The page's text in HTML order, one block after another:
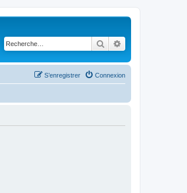
Rechercher
Connexion
S’enregistrer